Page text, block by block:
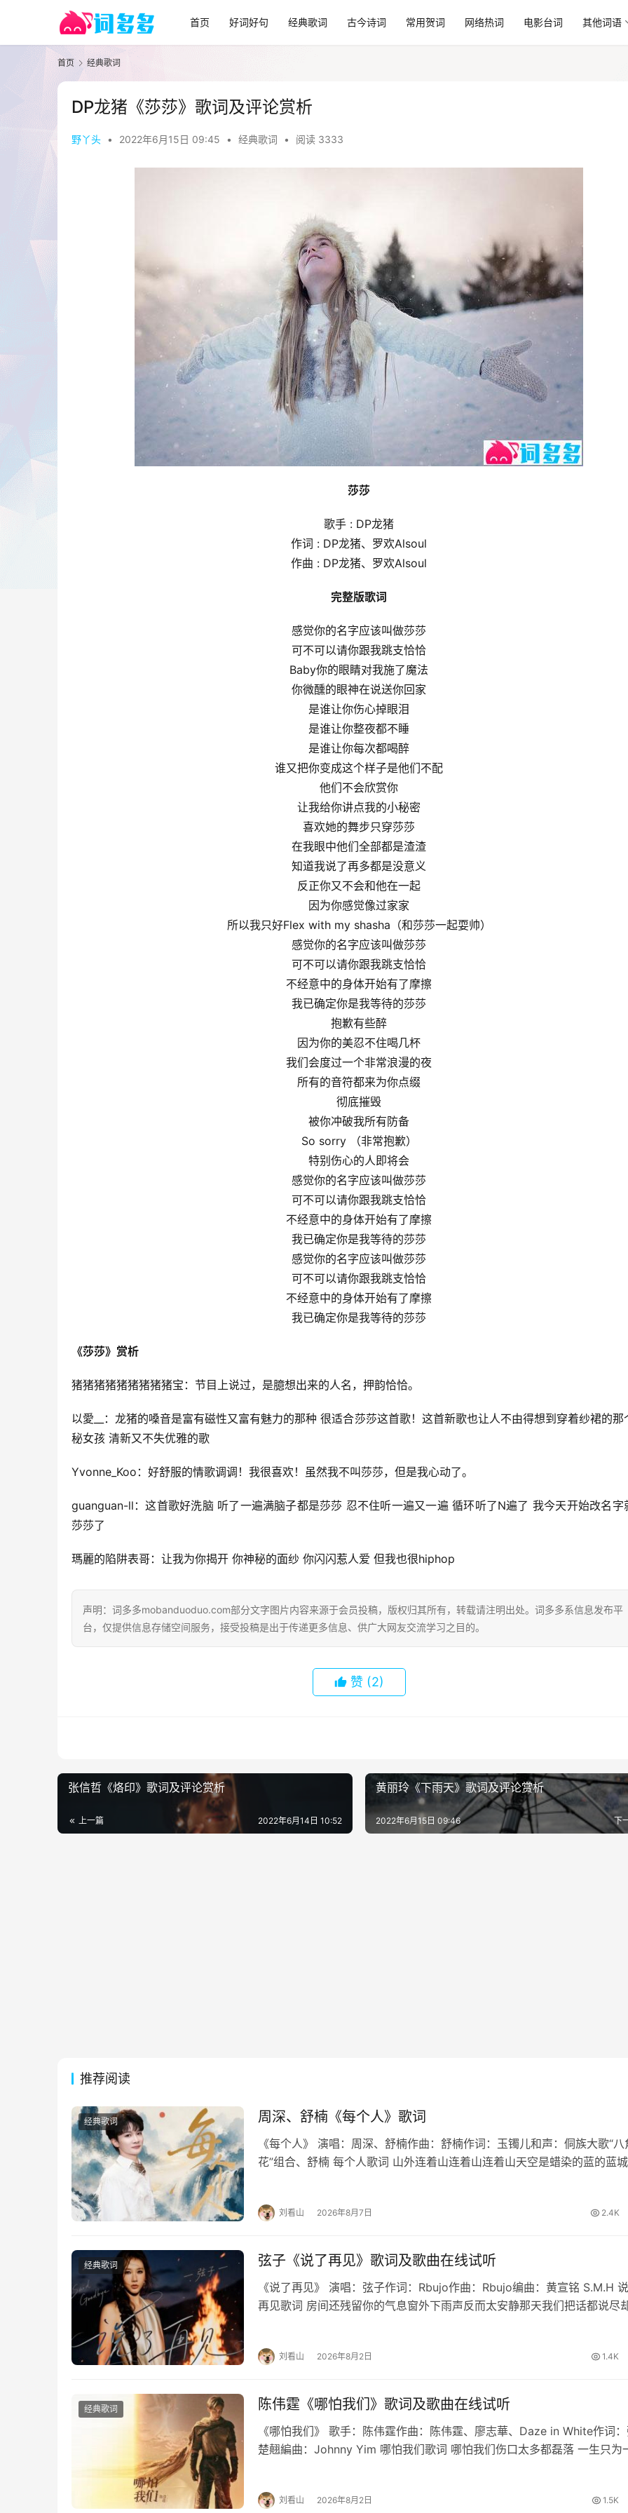
首页 好词好句 经典歌词 古今诗词 常用贺词 网络热词 电影台词 其他词语
首页 经典歌词
DP龙猪《莎莎》歌词及评论赏析
野丫头 • 2022年6月15日 09:45 • 经典歌词 • 阅读 3333
莎莎
歌手 : DP龙猪
作词 : DP龙猪、罗欢Alsoul
作曲 : DP龙猪、罗欢Alsoul
完整版歌词
感觉你的名字应该叫做莎莎
可不可以请你跟我跳支恰恰
Baby你的眼睛对我施了魔法
你微醺的眼神在说送你回家
是谁让你伤心掉眼泪
是谁让你整夜都不睡
是谁让你每次都喝醉
谁又把你变成这个样子是他们不配
他们不会欣赏你
让我给你讲点我的小秘密
喜欢她的舞步只穿莎莎
在我眼中他们全部都是渣渣
知道我说了再多都是没意义
反正你又不会和他在一起
因为你感觉像过家家
所以我只好Flex with my shasha（和莎莎一起耍帅）
感觉你的名字应该叫做莎莎
可不可以请你跟我跳支恰恰
不经意中的身体开始有了摩擦
我已确定你是我等待的莎莎
抱歉有些醉
因为你的美忍不住喝几杯
我们会度过一个非常浪漫的夜
所有的音符都来为你点缀
彻底摧毁
被你冲破我所有防备
So sorry （非常抱歉）
特别伤心的人即将会
感觉你的名字应该叫做莎莎
可不可以请你跟我跳支恰恰
不经意中的身体开始有了摩擦
我已确定你是我等待的莎莎
感觉你的名字应该叫做莎莎
可不可以请你跟我跳支恰恰
不经意中的身体开始有了摩擦
我已确定你是我等待的莎莎
《莎莎》赏析
猪猪猪猪猪猪猪猪猪宝：节目上说过，是臆想出来的人名，押韵恰恰。
以愛__：龙猪的嗓音是富有磁性又富有魅力的那种 很适合莎莎这首歌！这首新歌也让人不由得想到穿着纱裙的那
秘女孩 清新又不失优雅的歌
Yvonne_Koo：好舒服的情歌调调！我很喜欢！虽然我不叫莎莎，但是我心动了。
guanguan-ll：这首歌好洗脑 听了一遍满脑子都是莎莎 忍不住听一遍又一遍 循环听了N遍了 我今天开始改名字
莎莎了
瑪麗的陷阱表哥：让我为你揭开 你神秘的面纱 你闪闪惹人爱 但我也很hiphop
声明：词多多mobanduoduo.com部分文字图片内容来源于会员投稿，版权归其所有，转载请注明出处。词多多系信息发布平
台，仅提供信息存储空间服务，接受投稿是出于传递更多信息、供广大网友交流学习之目的。
赞 (2)
张信哲《烙印》歌词及评论赏析
上一篇 2022年6月14日 10:52
黄丽玲《下雨天》歌词及评论赏析
下
2022年6月15日 09:46
推荐阅读
经典歌词 周深、舒楠《每个人》歌词
《每个人》 演唱：周深、舒楠作曲：舒楠作词：玉镯儿和声：侗族大歌“八
花”组合、舒楠 每个人歌词 山外连着山连着山连着山天空是蜡染的蓝的蓝
刘看山 2026年8月7日 2.4K
经典歌词 弦子《说了再见》歌词及歌曲在线试听
《说了再见》 演唱：弦子作词：Rbujo作曲：Rbujo编曲：黄宣铭 S.M.H
再见歌词 房间还残留你的气息窗外下雨声反而太安静那天我们把话都说尽
刘看山 2026年8月2日 1.4K
经典歌词 陈伟霆《哪怕我们》歌词及歌曲在线试听
《哪怕我们》 歌手：陈伟霆作曲：陈伟霆、廖志華、Daze in White作词
楚翹編曲：Johnny Yim 哪怕我们歌词 哪怕我们伤口太多都磊落 一生只为
刘看山 2026年8月2日 1.5K